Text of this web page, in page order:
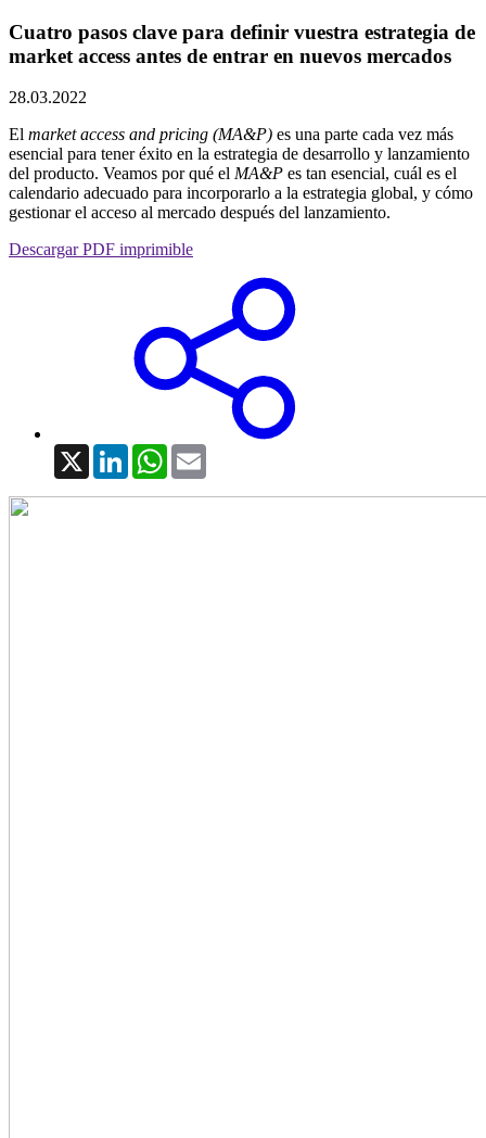
Cuatro pasos clave para definir vuestra estrategia de
market access antes de entrar en nuevos mercados
28.03.2022
El market access and pricing (MA&P) es una parte cada vez más
esencial para tener éxito en la estrategia de desarrollo y lanzamiento
del producto. Veamos por qué el MA&P es tan esencial, cuál es el
calendario adecuado para incorporarlo a la estrategia global, y cómo
gestionar el acceso al mercado después del lanzamiento.
Descargar PDF imprimible
X LinkedInWhatsApp